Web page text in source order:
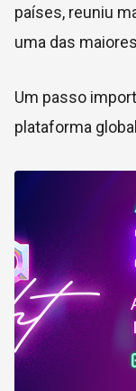
países, reuniu
uma das
Um passo
plataforma